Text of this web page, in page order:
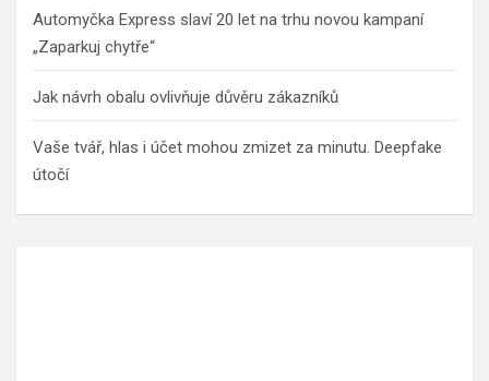
Automyčka Express slaví 20 let na trhu novou kampaní
„Zaparkuj chytře“
Jak návrh obalu ovlivňuje důvěru zákazníků
Vaše tvář, hlas i účet mohou zmizet za minutu. Deepfake
útočí